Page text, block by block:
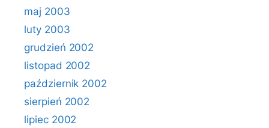
maj 2003
luty 2003
grudzień 2002
listopad 2002
październik 2002
sierpień 2002
lipiec 2002